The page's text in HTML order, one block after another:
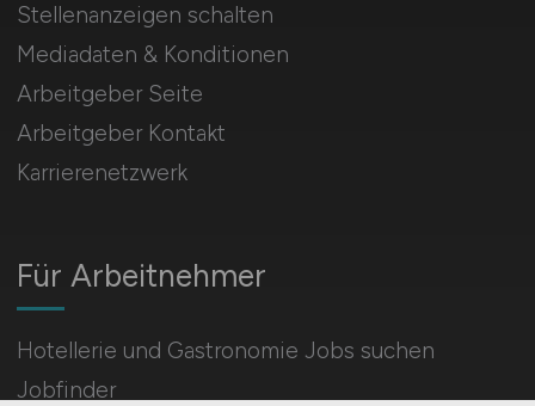
Für Arbeitnehmer
Hotellerie und Gastronomie Jobs suchen
Jobfinder
Stellenanzeigen schalten
Mediadaten & Konditionen
Arbeitgeber Seite
Arbeitgeber Kontakt
Karrierenetzwerk